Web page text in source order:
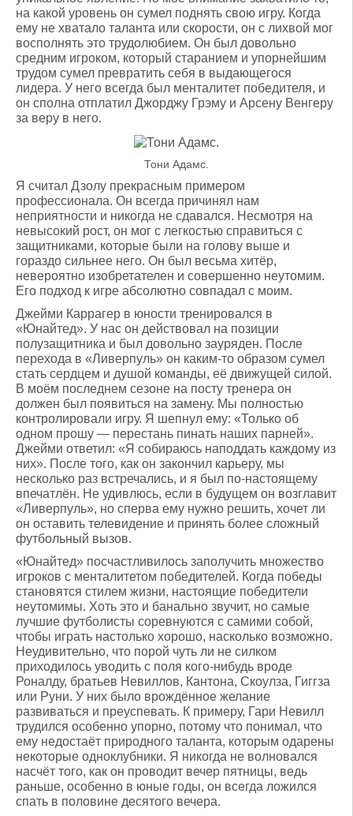
на какой уровень он сумел поднять свою игру. Когда
ему не хватало таланта или скорости, он с лихвой мог
восполнять это трудолюбием. Он был довольно
средним игроком, который старанием и упорнейшим
трудом сумел превратить себя в выдающегося
лидера. У него всегда был менталитет победителя, и
он сполна отплатил Джорджу Грэму и Арсену Венгеру
за веру в него.
Тони Адамс.
Я считал Дзолу прекрасным примером
профессионала. Он всегда причинял нам
неприятности и никогда не сдавался. Несмотря на
невысокий рост, он мог с легкостью справиться с
защитниками, которые были на голову выше и
гораздо сильнее него. Он был весьма хитёр,
невероятно изобретателен и совершенно неутомим.
Его подход к игре абсолютно совпадал с моим.
Джейми Каррагер в юности тренировался в
«Юнайтед». У нас он действовал на позиции
полузащитника и был довольно зауряден. После
перехода в «Ливерпуль» он каким-то образом сумел
стать сердцем и душой команды, её движущей силой.
В моём последнем сезоне на посту тренера он
должен был появиться на замену. Мы полностью
контролировали игру. Я шепнул ему: «Только об
одном прошу — перестань пинать наших парней».
Джейми ответил: «Я собираюсь наподдать каждому из
них». После того, как он закончил карьеру, мы
несколько раз встречались, и я был по-настоящему
впечатлён. Не удивлюсь, если в будущем он возглавит
«Ливерпуль», но сперва ему нужно решить, хочет ли
он оставить телевидение и принять более сложный
футбольный вызов.
«Юнайтед» посчастливилось заполучить множество
игроков с менталитетом победителей. Когда победы
становятся стилем жизни, настоящие победители
неутомимы. Хоть это и банально звучит, но самые
лучшие футболисты соревнуются с самими собой,
чтобы играть настолько хорошо, насколько возможно.
Неудивительно, что порой чуть ли не силком
приходилось уводить с поля кого-нибудь вроде
Роналду, братьев Невиллов, Кантона, Скоулза, Гиггза
или Руни. У них было врождённое желание
развиваться и преуспевать. К примеру, Гари Невилл
трудился особенно упорно, потому что понимал, что
ему недостаёт природного таланта, которым одарены
некоторые одноклубники. Я никогда не волновался
насчёт того, как он проводит вечер пятницы, ведь
раньше, особенно в юные годы, он всегда ложился
спать в половине десятого вечера.